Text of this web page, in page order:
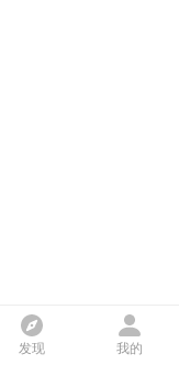
发现 我的